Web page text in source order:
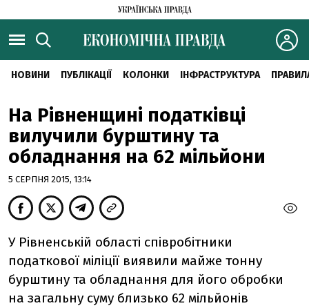
НОВИНИ ПУБЛІКАЦІЇ КОЛОНКИ ІНФРАСТРУКТУРА
На Рівненщині податківці
вилучили бурштину та
обладнання на 62 мільйони
5 СЕРПНЯ 2015, 13:14
У Рівненській області співробітники
податкової міліції виявили майже тонну
бурштину та обладнання для його обробки
на загальну суму близько 62 мільйонів